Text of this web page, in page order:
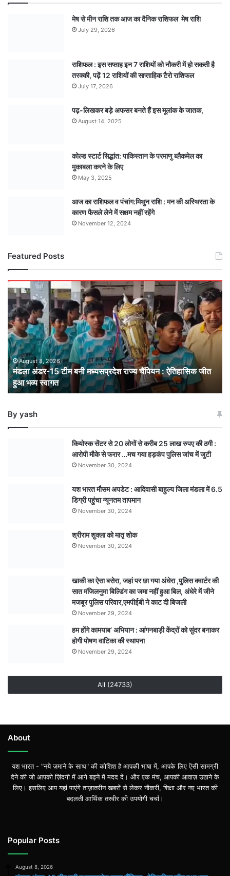
मेष से मीन राशि तक आज का दैनिक राशिफल मेष राशि
July 29, 2026
राशिफल : इस सप्ताह इन 7 राशियों को नौकरी में हो सकती है
तरक्की, पढ़ें 12 राशियों की साप्ताहिक टैरो राशिफल
July 17, 2026
पढ़-लिखकर बड़े अफसर बनते हैं इस मूलांक के जातक,
August 14, 2025
कोल्ड स्टार्ट सिद्धांत: पाकिस्तान के परमाणु ब्लैकमेल का
मुकाबला करने के लिए
May 3, 2025
आज का राशिफल व पंचांग:मिथुन राशि : मन की अस्थिरता के
कारण फैसले लेने में सक्षम नहीं रहेंगे
November 12, 2024
Featured Posts
अंडर-15
टीम
बनी
मध्यसप्रदेश
राज्य
चैंपियन
: ऐतिहासिक
जीत
हुआ
भव्य
August 8, 2026
मंडला अंडर-15 टीम बनी मध्यसप्रदेश राज्य चैंपियन : ऐतिहासिक जीत
हुआ भव्य स्वागत
By yash
कियोस्क सेंटर से 20 लोगों से करीब 25 लाख रुपए की ठगी :
आरोपी मौके से फरार …मच गया हड़कंप पुलिस जांच में जुटी
November 30, 2024
यश भारत मौसम अपडेट : आदिवासी बाहुल्य जिला मंडला में 6.5
डिग्री पहुंचा न्यूनतम तापमान
November 30, 2024
श्रीराम शुक्ला को मातृ शोक
November 30, 2024
खाकी का ऐसा बसेरा, जहां पर छा गया अंधेरा ,पुलिस क्वार्टर की
सात मंजिलनुमा बिल्डिंग का जमा नहीं हुआ बिल, अंधेरे में जीने
मजबूर पुलिस परिवार,एमपीईबी ने काट दी बिजली
November 29, 2024
हम होंगे कामयाब’ अभियान : आंगनबाड़ी केंद्रों को सुंदर बनाकर
होगी पोषण वाटिका की स्थापना
November 29, 2024
All (24733)
About
यश भारत - "नये ज़माने के साथ" की कोशिश है आपकी भाषा में, आपके लिए ऎसी सामग्री
देने की जो आपको ज़िंदगी में आगे बढ़ने में मदद दे। और एक मंच, आपकी आवाज़ उठाने के
लिए। इसलिए आप यहां पाएंगे ताज़ातरीन खबरों से लेकर नौकरी, शिक्षा और नए भारत की
बदलती आर्थिक तस्वीर की उपयोगी चर्चा।
Popular Posts
August 8, 2026